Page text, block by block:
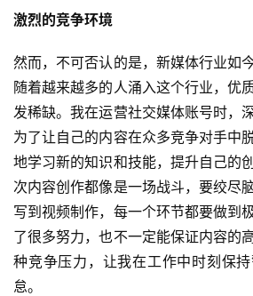
激烈的竞争环境
然而，不可否认的是，新媒体行业如
随着越来越多的人涌入这个行业，优
发稀缺。我在运营社交媒体账号时，
为了让自己的内容在众多竞争对手中
地学习新的知识和技能，提升自己的
次内容创作都像是一场战斗，要绞尽
写到视频制作，每一个环节都要做到
了很多努力，也不一定能保证内容的
种竞争压力，让我在工作中时刻保
怠。